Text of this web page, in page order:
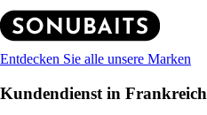
Entdecken Sie alle unsere Marken
Kundendienst in Frankreich